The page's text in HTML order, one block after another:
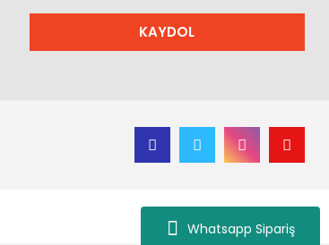
Whatsapp Sipariş
KAYDOL